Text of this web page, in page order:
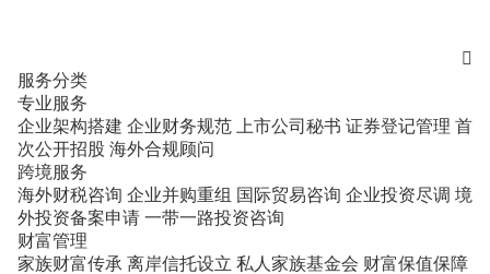

服务分类
专业服务
企业架构搭建 企业财务规范 上市公司秘书 证券登记管理 首
次公开招股 海外合规顾问
跨境服务
海外财税咨询 企业并购重组 国际贸易咨询 企业投资尽调 境
外投资备案申请 一带一路投资咨询
财富管理
家族财富传承 离岸信托设立 私人家族基金会 财富保值保障